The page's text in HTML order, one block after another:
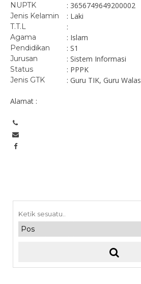
NUPTK : 3656749649200002
Jenis Kelamin : Laki
T.T.L :
Agama : Islam
Pendidikan : S1
Jurusan : Sistem Informasi
Status : PPPK
Jenis GTK : Guru TIK, Guru Walas
Alamat :